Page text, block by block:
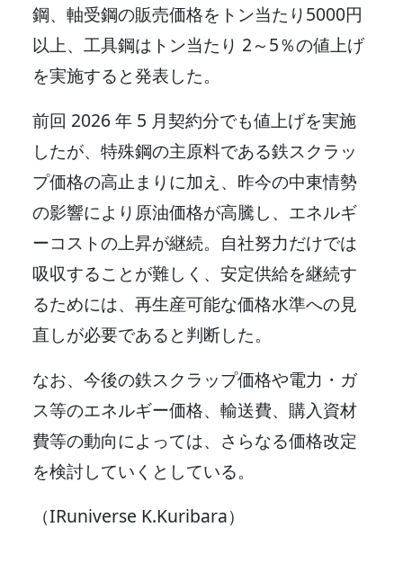
鋼、軸受鋼の販売価格をトン当たり5000円
以上、工具鋼はトン当たり 2～5％の値上げ
を実施すると発表した。
前回 2026 年 5 月契約分でも値上げを実施
したが、特殊鋼の主原料である鉄スクラッ
プ価格の高止まりに加え、昨今の中東情勢
の影響により原油価格が高騰し、エネルギ
ーコストの上昇が継続。自社努力だけでは
吸収することが難しく、安定供給を継続す
るためには、再生産可能な価格水準への見
直しが必要であると判断した。
なお、今後の鉄スクラップ価格や電力・ガ
ス等のエネルギー価格、輸送費、購入資材
費等の動向によっては、さらなる価格改定
を検討していくとしている。
（IRuniverse K.Kuribara）